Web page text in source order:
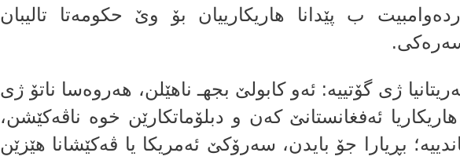
ب پێدانا هاریكارییان بۆ وێ حكومه‌تا تالیبان
سه‌ره‌كی.
ژی گۆتییه‌: ئه‌و كابولێ بجهـ ناهێلن، هه‌روه‌سا ناتۆ ژی
ئه‌فغانستانێ كه‌ن و دبلۆماتكارێن خوه‌ ناڤه‌كێشن،
بڕیارا جۆ بایدن، سه‌رۆكێ ئه‌مریكا یا ڤه‌كێشانا هێزێن